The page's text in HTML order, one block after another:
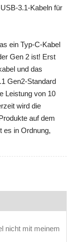
3.1-Kabeln für
ein Typ-C-Kabel
Gen 2 ist! Erst
und das
Gen2-Standard
Leistung von 10
wird die
auf dem
es in Ordnung,
nicht mit meinem